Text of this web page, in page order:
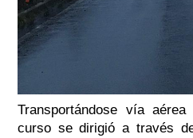
Transportándose vía
curso se dirigió a través